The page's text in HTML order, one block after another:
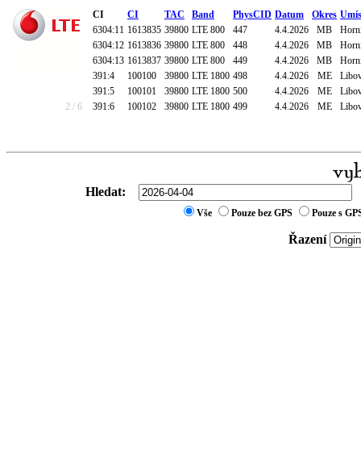
CI CI TAC Band PhysCID Datum Okres
6304:11 1613835 39800 LTE 800 447 4.4.2026 MB
6304:12 1613836 39800 LTE 800 448 4.4.2026 MB
6304:13 1613837 39800 LTE 800 449 4.4.2026 MB
391:4
100100 39800 LTE 1800 498 4.4.2026 ME
391:5
100101 39800 LTE 1800 500 4.4.2026 ME
2 / 6
391:6 100102 39800 LTE 1800 499 4.4.2026 ME
Hledat:
Vše Pouze bez GPS Pouze s
Řazení